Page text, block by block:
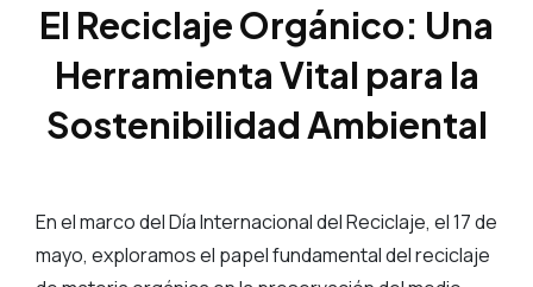
El Reciclaje Orgánico: Una
Herramienta Vital para la
Sostenibilidad Ambiental
En el marco del Día Internacional del Reciclaje, el 17 de
mayo, exploramos el papel fundamental del reciclaje